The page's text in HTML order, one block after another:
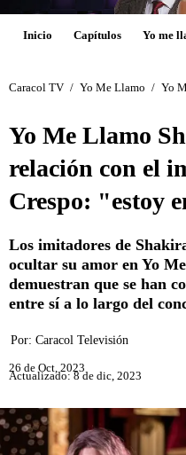
Inicio Capítulos Yo me
Caracol TV / Yo Me Llamo / Yo
Yo Me Llamo
relación con el
Crespo: "estoy
Los imitadores de
ocultar su amor en Yo
demuestran que se han
entre sí a lo largo del
Por: Caracol Televisión
26 de Oct, 2023
Actualizado: 8 de dic, 2023